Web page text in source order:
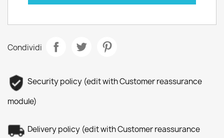
Condividi
Security policy (edit with Customer reassurance
module)
Delivery policy (edit with Customer reassurance